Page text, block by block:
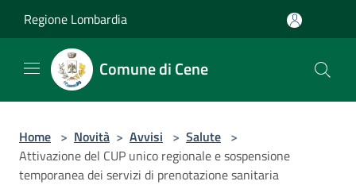
Regione Lombardia
Comune di Cene
Home > Novità > Avvisi > Salute >
Attivazione del CUP unico regionale e sospensione
temporanea dei servizi di prenotazione sanitaria